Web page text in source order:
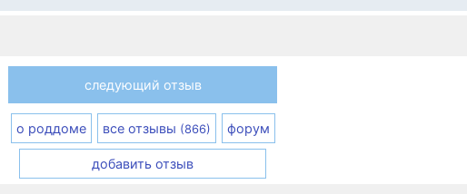
следующий отзыв
о роддоме все отзывы (866) форум
добавить отзыв